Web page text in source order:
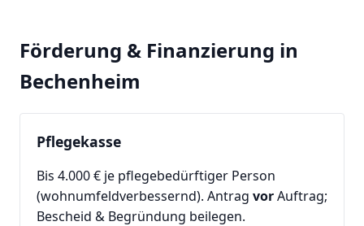
Förderung & Finanzierung in
Bechenheim
Pflegekasse
Bis 4.000 € je pflegebedürftiger Person
(wohnumfeldverbessernd). Antrag vorAuftrag;
Bescheid & Begründung beilegen.